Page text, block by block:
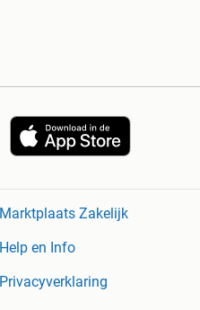
Marktplaats Zakelijk
Help en Info
Privacyverklaring